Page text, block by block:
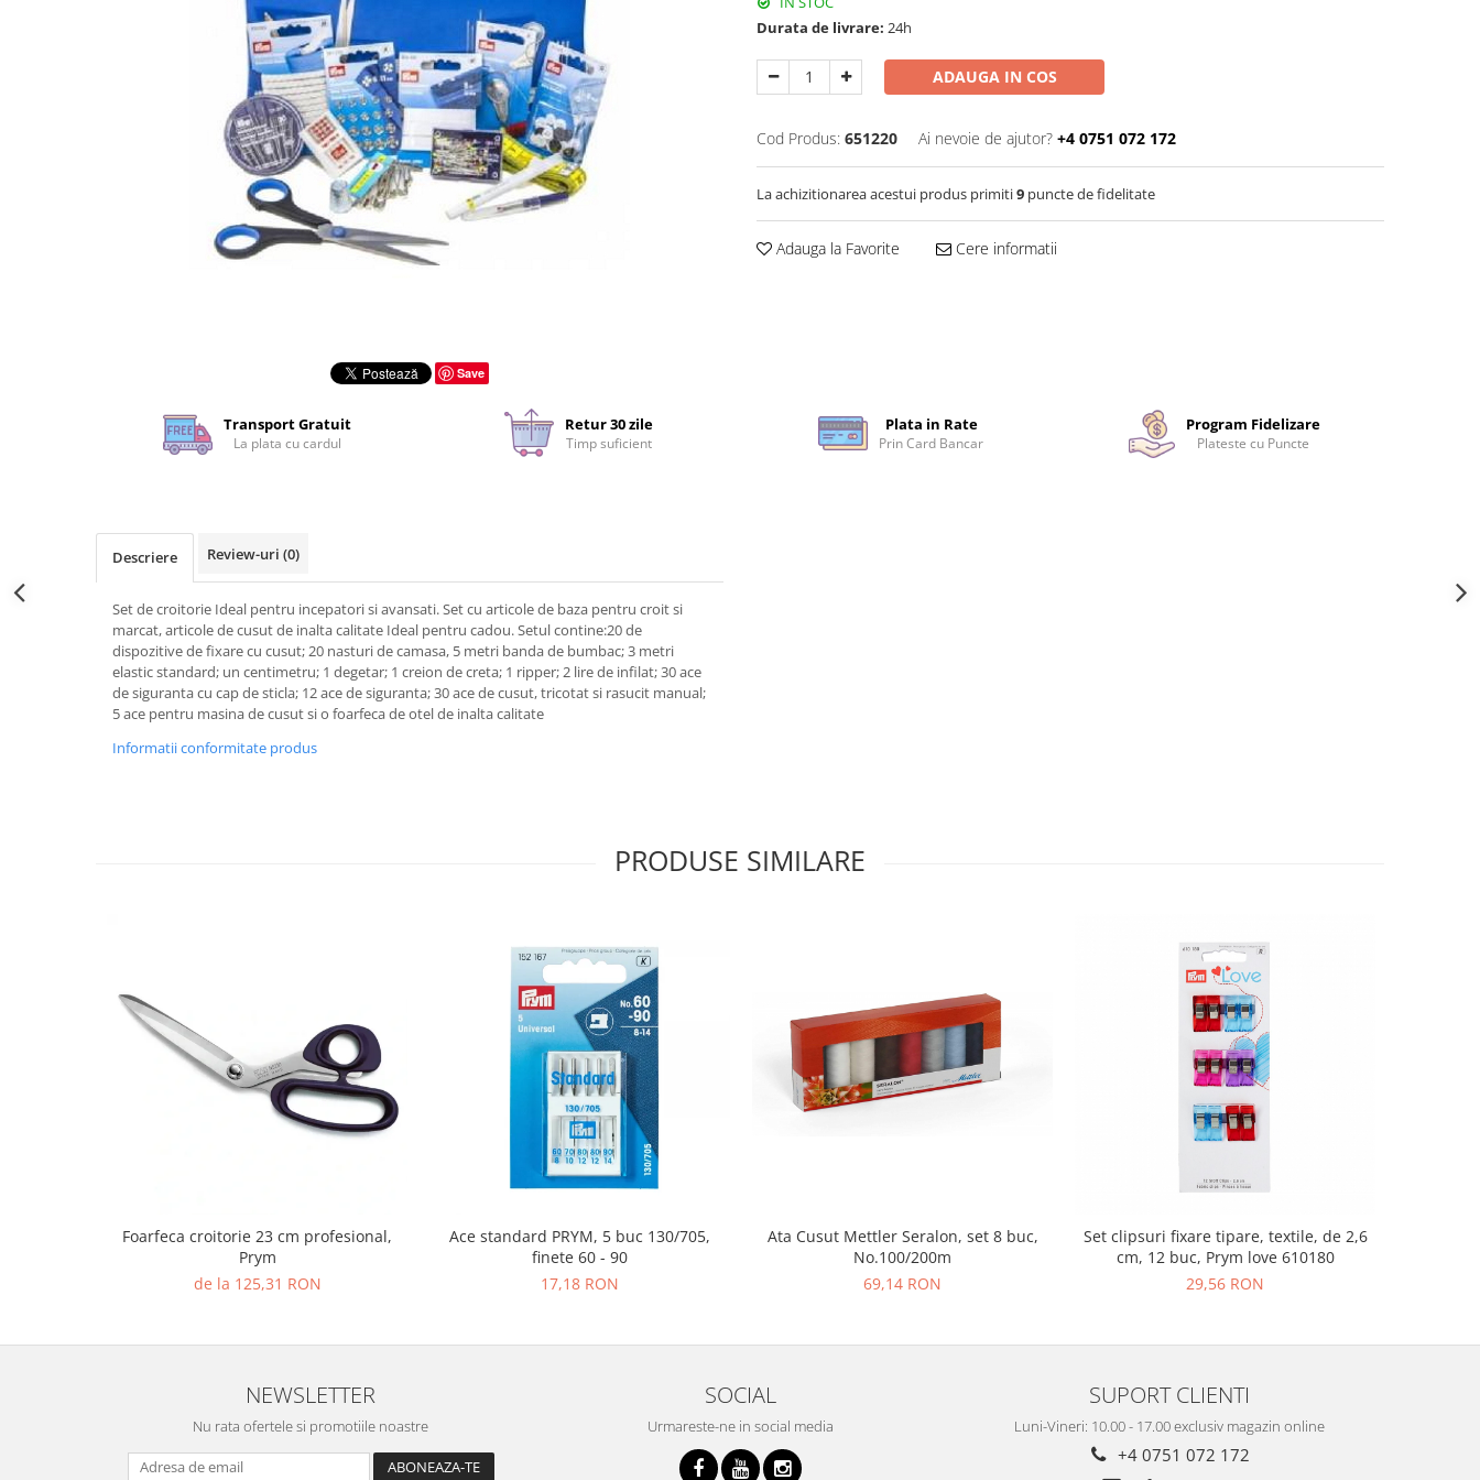
Save
Durata de livrare: 24h
ADAUGA IN COS
Cod Produs: 651220 Ai nevoie de ajutor? +4 0751 072 172
La achizitionarea acestui produs primiti9 puncte de fidelitate
Adauga la Favorite Cere informatii
Transport Gratuit
La plata cu cardul
Retur 30 zile
Timp suficient
Plata in Rate
Prin Card Bancar
Program Fidelizare
Plateste cu Puncte
Descriere Review-uri (0)
Set de croitorie Ideal pentru incepatori si avansati. Set cu articole de baza pentru croit si
marcat, articole de cusut de inalta calitate Ideal pentru cadou. Setul contine:20 de
dispozitive de fixare cu cusut; 20 nasturi de camasa, 5 metri banda de bumbac; 3 metri
elastic standard; un centimetru; 1 degetar; 1 creion de creta; 1 ripper; 2 lire de infilat; 30 ace
de siguranta cu cap de sticla; 12 ace de siguranta; 30 ace de cusut, tricotat si rasucit manual;
5 ace pentru masina de cusut si o foarfeca de otel de inalta calitate
Informatii conformitate produs
PRODUSE SIMILARE
Foarfeca croitorie 23 cm profesional,
Prym
de la 125,31 RON
Ace standard PRYM, 5 buc 130/705,
finete 60 - 90
17,18 RON
Ata Cusut Mettler Seralon, set 8 buc,
No.100/200m
69,14 RON
Set clipsuri fixare tipare, textile, de 2,6
cm, 12 buc, Prym love 610180
29,56 RON
NEWSLETTER
Nu rata ofertele si promotiile noastre
SOCIAL
Urmareste-ne in social media
SUPORT CLIENTI
Luni-Vineri: 10.00 - 17.00 exclusiv magazin online
+4 0751 072 172